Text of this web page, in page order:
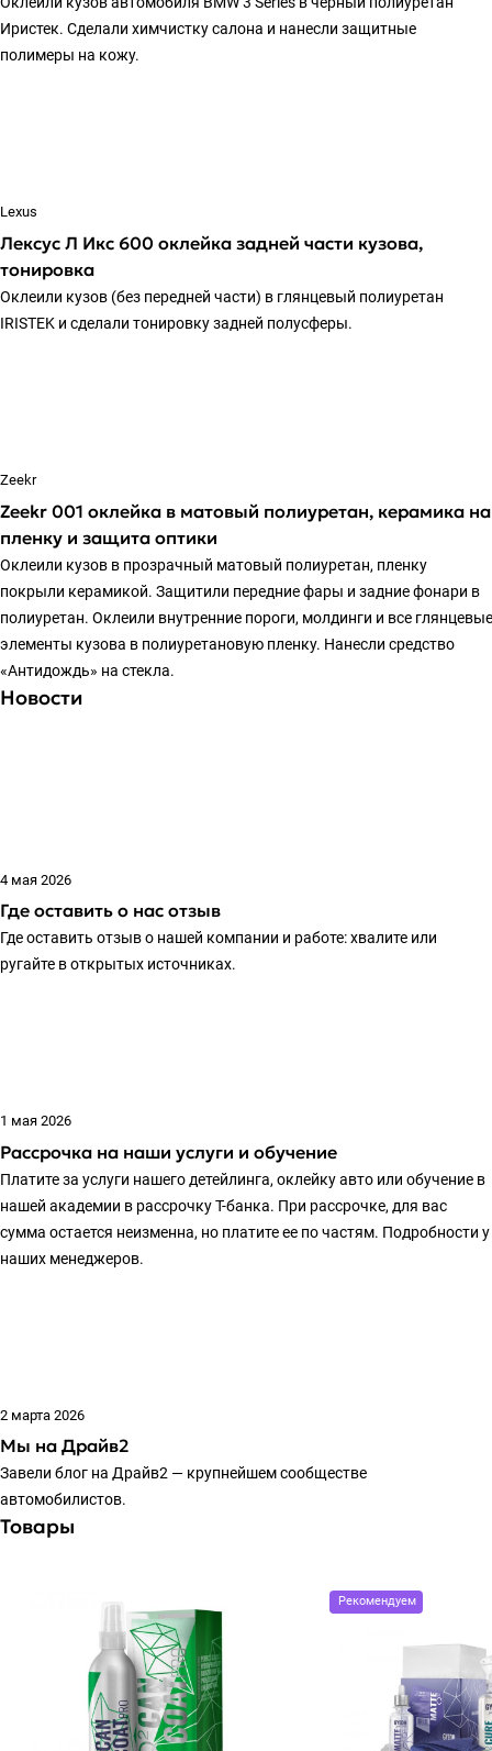
Иристек. Сделали химчистку салона и нанесли защитные
полимеры на кожу.
Lexus
Лексус Л Икс 600 оклейка задней части кузова,
тонировка
Оклеили кузов (без передней части) в глянцевый полиуретан
IRISTEK и сделали тонировку задней полусферы.
Zeekr
Zeekr 001 оклейка в матовый полиуретан, керамика на
пленку и защита оптики
Оклеили кузов в прозрачный матовый полиуретан, пленку
покрыли керамикой. Защитили передние фары и задние фонари в
полиуретан. Оклеили внутренние пороги, молдинги и все глянцевые
элементы кузова в полиуретановую пленку. Нанесли средство
«Антидождь» на стекла.
Новости
4 мая 2026
Где оставить о нас отзыв
Где оставить отзыв о нашей компании и работе: хвалите или
ругайте в открытых источниках.
1 мая 2026
Рассрочка на наши услуги и обучение
Платите за услуги нашего детейлинга, оклейку авто или обучение в
нашей академии в рассрочку Т-банка. При рассрочке, для вас
сумма остается неизменна, но платите ее по частям. Подробности у
наших менеджеров.
2 марта 2026
Мы на Драйв2
Завели блог на Драйв2 — крупнейшем сообществе
автомобилистов.
Товары
Рекомендуем